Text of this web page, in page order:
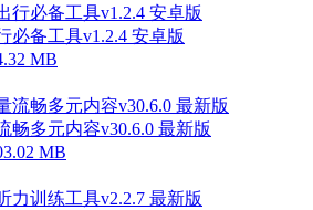
必备工具v1.2.4 安卓版
MB
畅多元内容v30.6.0 最新版
MB